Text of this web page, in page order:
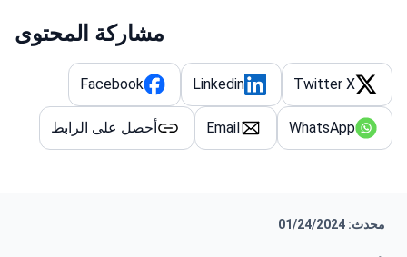
مشاركة المحتوى
Twitter X
Linkedin
Facebook
WhatsApp
Email أحصل على الرابط
محدث: 01/24/2024